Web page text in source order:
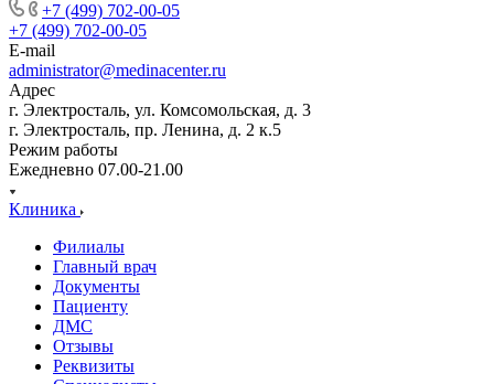
+7 (499) 702-00-05
+7 (499) 702-00-05
E-mail
administrator@medinacenter.ru
Адрес
г. Электросталь, ул. Комсомольская, д. 3
г. Электросталь, пр. Ленина, д. 2 к.5
Режим работы
Ежедневно 07.00-21.00
Клиника
Филиалы
Главный врач
Документы
Пациенту
ДМС
Отзывы
Реквизиты